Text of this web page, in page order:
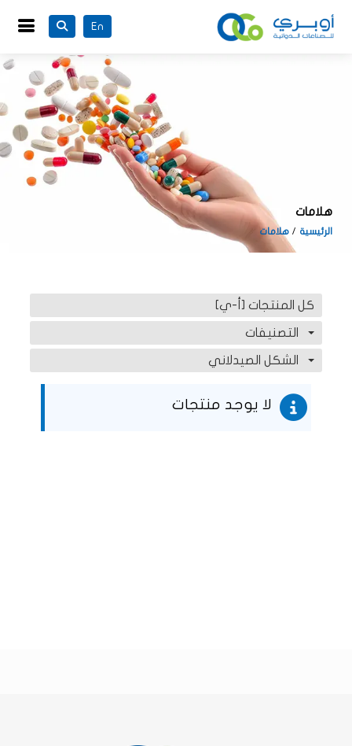
En
هلامات
الرئيسية هلامات
كل المنتجات [أ-ي]
التصنيفات
الشكل الصيدلاني
لا يوجد منتجات